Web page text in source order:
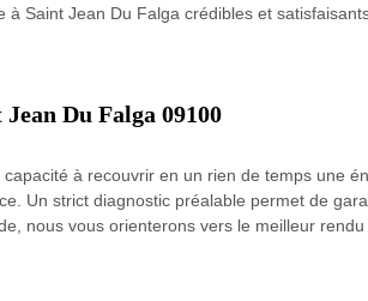
Saint Jean Du Falga crédibles et
Du Falga 09100
à recouvrir en un rien de temps une
Un strict diagnostic préalable permet de
nous vous orienterons vers le meilleur rendu